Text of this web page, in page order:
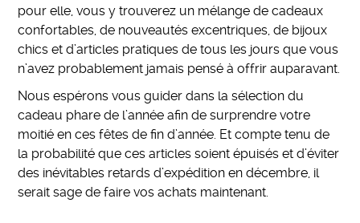
pour elle, vous y trouverez un mélange de cadeaux
confortables, de nouveautés excentriques, de bijoux
chics et d’articles pratiques de tous les jours que vous
n’avez probablement jamais pensé à offrir auparavant.
Nous espérons vous guider dans la sélection du
cadeau phare de l’année afin de surprendre votre
moitié en ces fêtes de fin d’année. Et compte tenu de
la probabilité que ces articles soient épuisés et d’éviter
des inévitables retards d’expédition en décembre, il
serait sage de faire vos achats maintenant.